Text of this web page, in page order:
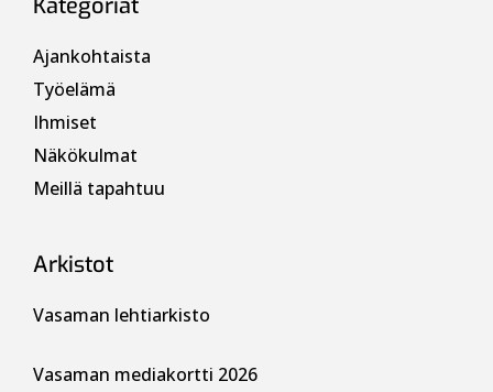
Ajankohtaista
Työelämä
Ihmiset
Näkökulmat
Meillä tapahtuu
Arkistot
Vasaman lehtiarkisto
Vasaman mediakortti 2026